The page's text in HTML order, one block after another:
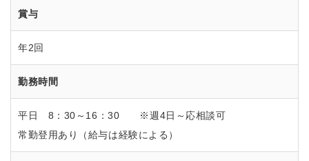
賞与
年2回
勤務時間
平日 8：30～16：30 ※週4日～応相談可
常勤登用あり（給与は経験による）